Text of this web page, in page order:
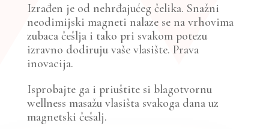
Izrađen je od nehrđajućeg čelika. Snažni
neodimijski magneti nalaze se na vrhovima
zubaca češlja i tako pri svakom potezu
izravno dodiruju vaše vlasište. Prava
inovacija.
Isprobajte ga i priuštite si blagotvornu
wellness masažu vlasišta svakoga dana uz
magnetski češalj.